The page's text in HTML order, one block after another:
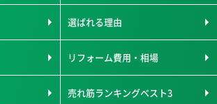
選ばれる理由
リフォーム費用・相場
売れ筋ランキングベスト3